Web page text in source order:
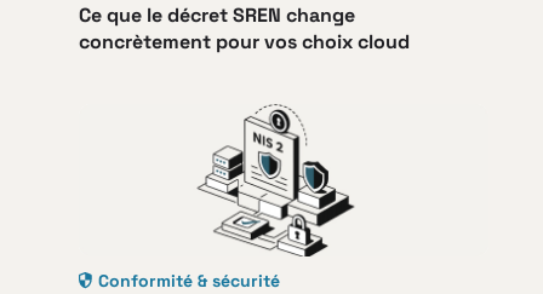
Ce que le décret SREN change
concrètement pour vos choix cloud
Conformité & sécurité